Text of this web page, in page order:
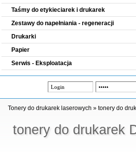
Taśmy do etykieciarek i drukarek
Zestawy do napełniania - regeneracji
Drukarki
Papier
Serwis - Eksploatacja
tonery do drukarek
Tonery do drukarek laserowych »tonery do